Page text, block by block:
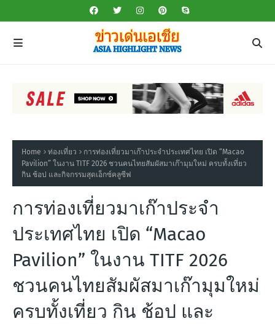
Home ท่องเที่ยว
การท่องเที่ยวมาเก๊าประจำประเทศไทย เปิด “Macao
Pavilion” ในงาน TITF 2026 ชวนคนไทยสัมผัสมาเก๊ามุมใหม่ ครบทั้งเที่ยว
กิน ช้อป และกิจกรรมสุดเอ็กซ์คลูซีฟ
การท่องเที่ยวมาเก๊าประจำ
ประเทศไทย เปิด “Macao
Pavilion” ในงาน TITF 2026
ชวนคนไทยสัมผัสมาเก๊ามุมใหม่
ครบทั้งเที่ยว กิน ช้อป และ